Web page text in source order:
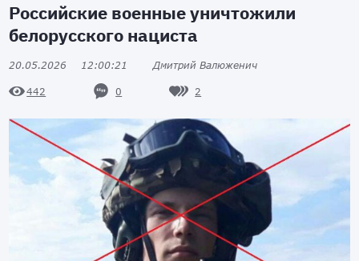
Российские военные уничтожили
белорусского нациста
20.05.2026 12:00:21 Дмитрий Валюженич
442 0 2